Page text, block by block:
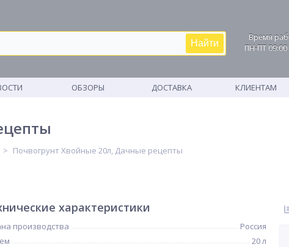
Найти
Время
ПН-ПТ 09:00
ОБЗОРЫ ДОСТАВКА КЛИЕНТАМ
Почвогрунт Хвойные 20л, Дачные рецепты
характеристики
производства
Россия
20 л